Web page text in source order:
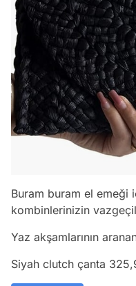
Buram buram el emeği
kombinlerinizin
Yaz akşamlarının
Siyah clutch çanta